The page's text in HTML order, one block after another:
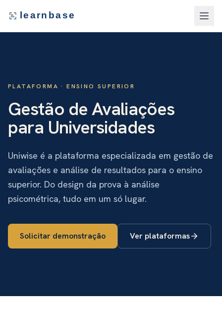
learnbase
PLATAFORMA ·ENSINO SUPERIOR
Gestão de Avaliações
para Universidades
Uniwise é a plataforma especializada em gestão de
avaliações e análise de resultados para o ensino
superior. Do design da prova à análise
psicométrica, tudo em um só lugar.
Solicitar demonstração Ver plataformas